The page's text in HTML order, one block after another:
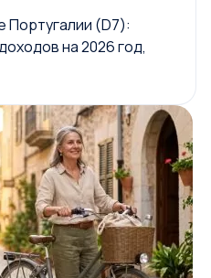
Португалии (D7):
на 2026 год,